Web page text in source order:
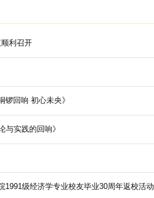
利召开
回响 初心未央》
实践的回响》
1991级经济学专业校友毕业30周年返校活动